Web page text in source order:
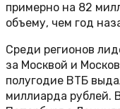
примерно на 82
объему, чем год
Среди регионов
за Москвой и
полугодие ВТБ
миллиарда рублей.